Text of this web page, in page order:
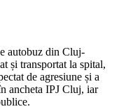
autobuz din Cluj-
și transportat la spital,
de agresiune și a
ancheta IPJ Cluj, iar